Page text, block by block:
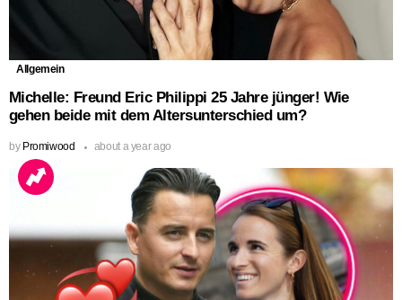
Allgemein
Michelle: Freund Eric Philippi 25 Jahre jünger! Wie
gehen beide mit dem Altersunterschied um?
by Promiwood about a year ago